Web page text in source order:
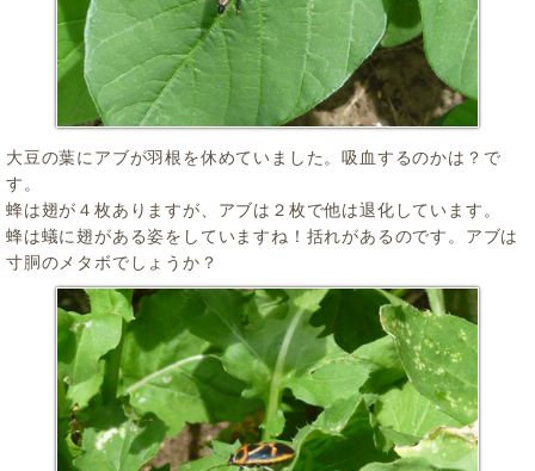
大豆の葉にアブが羽根を休めていました。吸血するのかは？で
す。
蜂は翅が４枚ありますが、アブは２枚で他は退化しています。
蜂は蟻に翅がある姿をしていますね！括れがあるのです。アブは
寸胴のメタボでしょうか？